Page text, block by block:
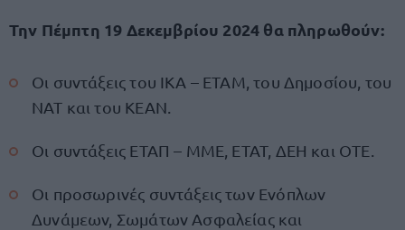
Την Πέμπτη 19 Δεκεμβρίου 2024 θα πληρωθούν:
Οι συντάξεις του ΙΚΑ – ΕΤΑΜ, του Δημοσίου, του
ΝΑΤ και του ΚΕΑΝ.
Οι συντάξεις ΕΤΑΠ – ΜΜΕ, ΕΤΑΤ, ΔΕΗ και ΟΤΕ.
Οι προσωρινές συντάξεις των Ενόπλων
Δυνάμεων, Σωμάτων Ασφαλείας και